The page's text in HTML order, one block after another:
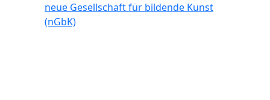
neue Gesellschaft für bildende Kunst
(nGbK)